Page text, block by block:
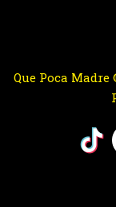
Que Poca Madre